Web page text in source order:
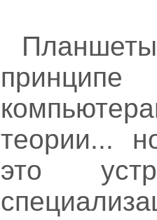
теории...
это